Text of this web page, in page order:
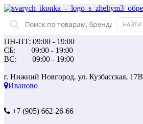
ПН-ПТ: 09:00 - 19:00
СБ: 09:00 - 19:00
ВС: 09:00 - 19:00
г. Нижний Новгород, ул. Кузбасская, 17В
Иваново
+7 (905) 662-26-66